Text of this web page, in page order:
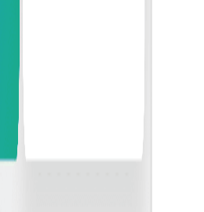
ารใช้กระดาษ ค่าไปรษณีย์ และการ
รออกใบแจ้งหนี้แบบดิจิทัล